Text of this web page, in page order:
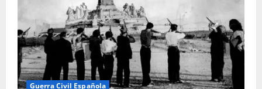
Guerra Civil Española